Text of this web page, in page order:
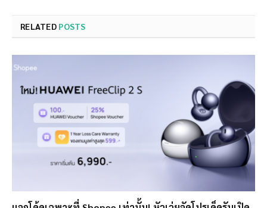
RELATED POSTS